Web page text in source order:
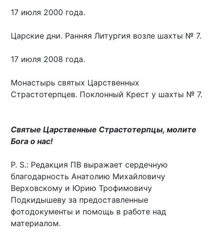
17 июля 2000 года.
Царские дни. Ранняя Литургия возле шахты № 7.
17 июля 2008 года.
Монастырь святых Царственных
Страстотерпцев. Поклонный Крест у шахты № 7.
Святые Царственные Страстотерпцы, молите
Бога о нас!
P. S.: Редакция ПВ выражает сердечную
благодарность Анатолию Михайловичу
Верховскому и Юрию Трофимовичу
Подкидышеву за предоставленные
фотодокументы и помощь в работе над
материалом.